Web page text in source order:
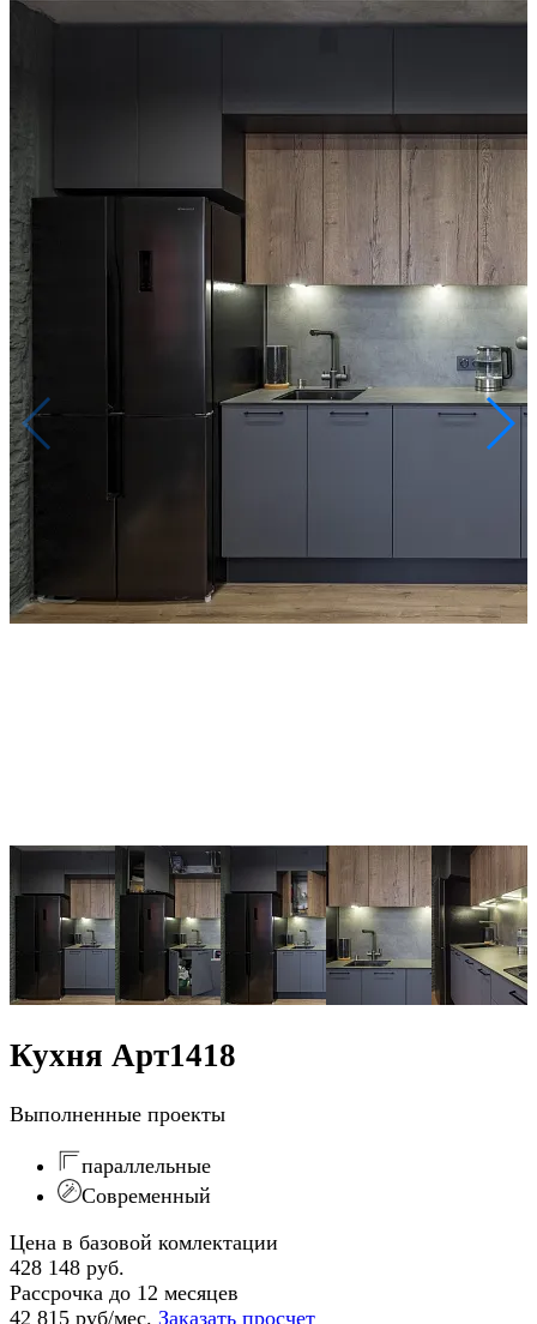
Кухня Арт1418
Выполненные проекты
параллельные
Современный
Цена в базовой комлектации
428 148 руб.
Рассрочка до 12 месяцев
42 815 руб/мес. Заказать просчет